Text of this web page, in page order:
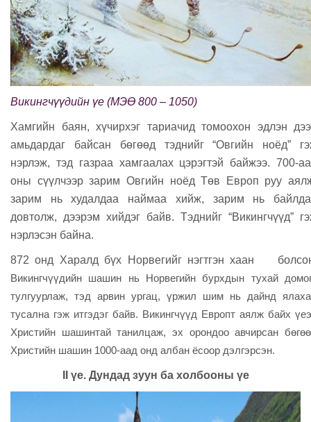
Викингчүүдийн үе (МЭӨ 800 – 1050)
Хамгийн баян, хүчирхэг тариачид томоохон эдлэн
амьдардаг байсан бөгөөд тэднийг “Овгийн ноёд”
нэрлэж, тэд газраа хамгаалах цэрэгтэй байжээ. 700-
оны сүүлчээр зарим Овгийн ноёд Төв Европ руу
зарим нь худалдаа наймаа хийж, зарим нь
довтолж, дээрэм хийдэг байв. Тэднийг “Викингчүүд”
нэрлэсэн байна.
872 онд Харалд бүх Норвегийг нэгтгэн хаан
Викингчүүдийн шашин нь Норвегийн бурхдын тухай
тулгуурлаж, тэд арвин ургац, үржил шим нь дайнд
тусална гэж итгэдэг байв. Викингчүүд Европт аялж байх
Христийн шашинтай танилцаж, эх орондоо авчирсан
Христийн шашин 1000-аад онд албан ёсоор дэлгэрсэн.
үе. Дундад зуун ба холбооны үе